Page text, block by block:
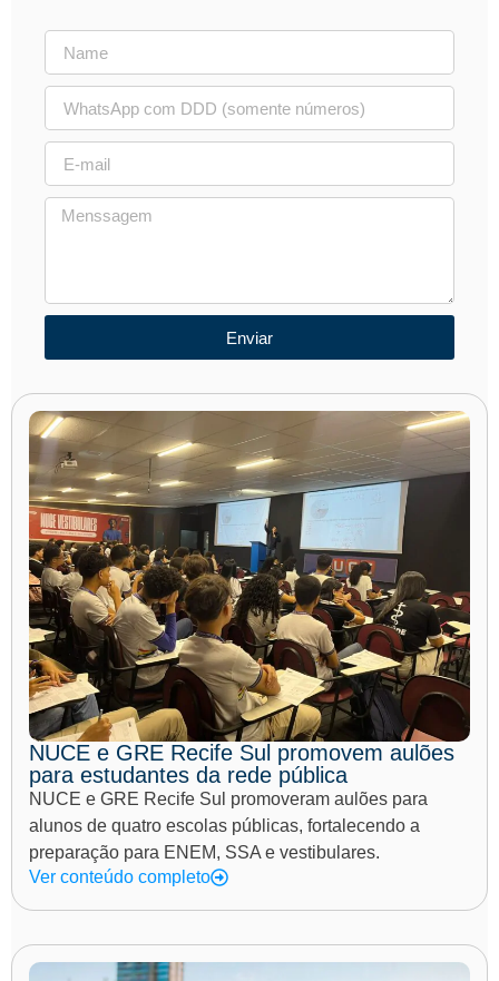
Enviar
NUCE e GRE Recife Sul promovem aulões
para estudantes da rede pública
NUCE e GRE Recife Sul promoveram aulões para
alunos de quatro escolas públicas, fortalecendo a
preparação para ENEM, SSA e vestibulares.
Ver conteúdo completo